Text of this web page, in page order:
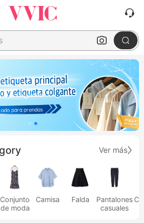
Ver más
Conjunto
de moda
Camisa Falda
Pantalones
casuales